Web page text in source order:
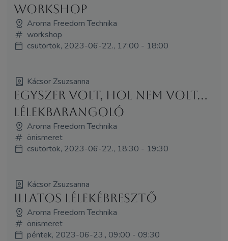
workshop
Aroma Freedom Technika
workshop
csütörtök, 2023-06-22., 17:00 - 18:00
Kácsor Zsuzsanna
Egyszer volt, hol nem volt...
lélekbarangoló
Aroma Freedom Technika
önismeret
csütörtök, 2023-06-22., 18:30 - 19:30
Kácsor Zsuzsanna
Illatos lélekébresztő
Aroma Freedom Technika
önismeret
péntek, 2023-06-23., 09:00 - 09:30